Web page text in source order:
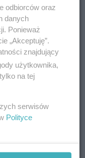
odbiorców oraz
danych
Ponieważ
„Akceptuję”.
znajdujący
użytkownika,
na tej
serwisów
Polityce